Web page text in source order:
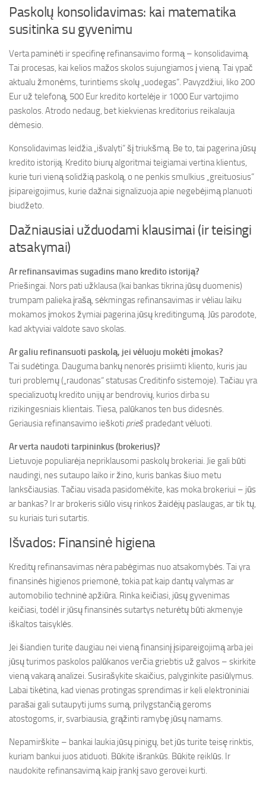
Paskolų konsolidavimas: kai matematika
susitinka su gyvenimu
Verta paminėti ir specifinę refinansavimo formą – konsolidavimą.
Tai procesas, kai kelios mažos skolos sujungiamos į vieną. Tai ypač
aktualu žmonėms, turintiems skolų „uodegas“. Pavyzdžiui, liko 200
Eur už telefoną, 500 Eur kredito kortelėje ir 1000 Eur vartojimo
paskolos. Atrodo nedaug, bet kiekvienas kreditorius reikalauja
dėmesio.
Konsolidavimas leidžia „išvalyti“ šį triukšmą. Be to, tai pagerina jūsų
kredito istoriją. Kredito biurų algoritmai teigiamai vertina klientus,
kurie turi vieną solidžią paskolą, o ne penkis smulkius „greituosius“
įsipareigojimus, kurie dažnai signalizuoja apie negebėjimą planuoti
biudžeto.
Dažniausiai užduodami klausimai (ir teisingi
atsakymai)
Ar refinansavimas sugadins mano kredito istoriją?
Priešingai. Nors pati užklausa (kai bankas tikrina jūsų duomenis)
trumpam palieka įrašą, sėkmingas refinansavimas ir vėliau laiku
mokamos įmokos žymiai pagerina jūsų kreditingumą. Jūs parodote,
kad aktyviai valdote savo skolas.
Ar galiu refinansuoti paskolą, jei vėluoju mokėti įmokas?
Tai sudėtinga. Dauguma bankų nenorės prisiimti kliento, kuris jau
turi problemų („raudonas“ statusas Creditinfo sistemoje). Tačiau yra
specializuotų kredito unijų ar bendrovių, kurios dirba su
rizikingesniais klientais. Tiesa, palūkanos ten bus didesnės.
Geriausia refinansavimo ieškoti prieš pradedant vėluoti.
Ar verta naudoti tarpininkus (brokerius)?
Lietuvoje populiarėja nepriklausomi paskolų brokeriai. Jie gali būti
naudingi, nes sutaupo laiko ir žino, kuris bankas šiuo metu
lanksčiausias. Tačiau visada pasidomėkite, kas moka brokeriui – jūs
ar bankas? Ir ar brokeris siūlo visų rinkos žaidėjų paslaugas, ar tik tų,
su kuriais turi sutartis.
Išvados: Finansinė higiena
Kreditų refinansavimas nėra pabėgimas nuo atsakomybės. Tai yra
finansinės higienos priemonė, tokia pat kaip dantų valymas ar
automobilio techninė apžiūra. Rinka keičiasi, jūsų gyvenimas
keičiasi, todėl ir jūsų finansinės sutartys neturėtų būti akmenyje
iškaltos taisyklės.
Jei šiandien turite daugiau nei vieną finansinį įsipareigojimą arba jei
jūsų turimos paskolos palūkanos verčia griebtis už galvos – skirkite
vieną vakarą analizei. Susirašykite skaičius, palyginkite pasiūlymus.
Labai tikėtina, kad vienas protingas sprendimas ir keli elektroniniai
parašai gali sutaupyti jums sumą, prilygstančią geroms
atostogoms, ir, svarbiausia, grąžinti ramybę jūsų namams.
Nepamirškite – bankai laukia jūsų pinigų, bet jūs turite teisę rinktis,
kuriam bankui juos atiduoti. Būkite išrankūs. Būkite reiklūs. Ir
naudokite refinansavimą kaip įrankį savo gerovei kurti.